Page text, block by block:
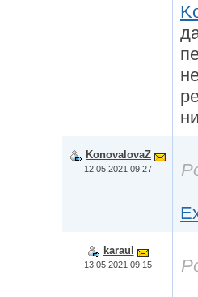
KonovalovaZ
12.05.2021 09:27
karaul
13.05.2021 09:15